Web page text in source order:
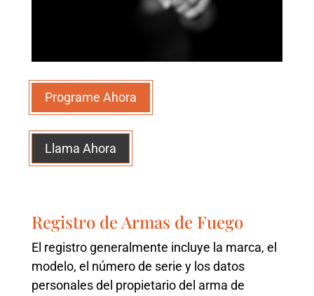
Programe Ahora
Llama Ahora
Registro de Armas de Fuego
El registro generalmente incluye la marca, el
modelo, el número de serie y los datos
personales del propietario del arma de